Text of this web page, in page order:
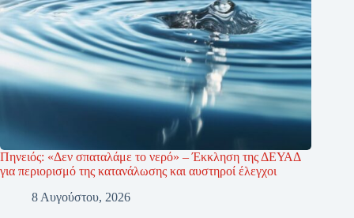
Πηνειός: «Δεν σπαταλάμε το νερό» – Έκκληση της ΔΕΥΑΔ
για περιορισμό της κατανάλωσης και αυστηροί έλεγχοι
8 Αυγούστου, 2026